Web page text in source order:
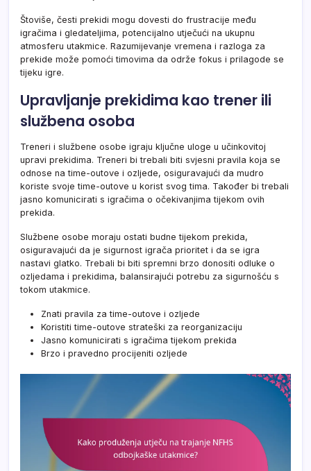
Štoviše, česti prekidi mogu dovesti do frustracije među
igračima i gledateljima, potencijalno utječući na ukupnu
atmosferu utakmice. Razumijevanje vremena i razloga za
prekide može pomoći timovima da održe fokus i prilagode se
tijeku igre.
Upravljanje prekidima kao trener ili
službena osoba
Treneri i službene osobe igraju ključne uloge u učinkovitoj
upravi prekidima. Treneri bi trebali biti svjesni pravila koja se
odnose na time-outove i ozljede, osiguravajući da mudro
koriste svoje time-outove u korist svog tima. Također bi trebali
jasno komunicirati s igračima o očekivanjima tijekom ovih
prekida.
Službene osobe moraju ostati budne tijekom prekida,
osiguravajući da je sigurnost igrača prioritet i da se igra
nastavi glatko. Trebali bi biti spremni brzo donositi odluke o
ozljedama i prekidima, balansirajući potrebu za sigurnošću s
tokom utakmice.
Znati pravila za time-outove i ozljede
Koristiti time-outove strateški za reorganizaciju
Jasno komunicirati s igračima tijekom prekida
Brzo i pravedno procijeniti ozljede